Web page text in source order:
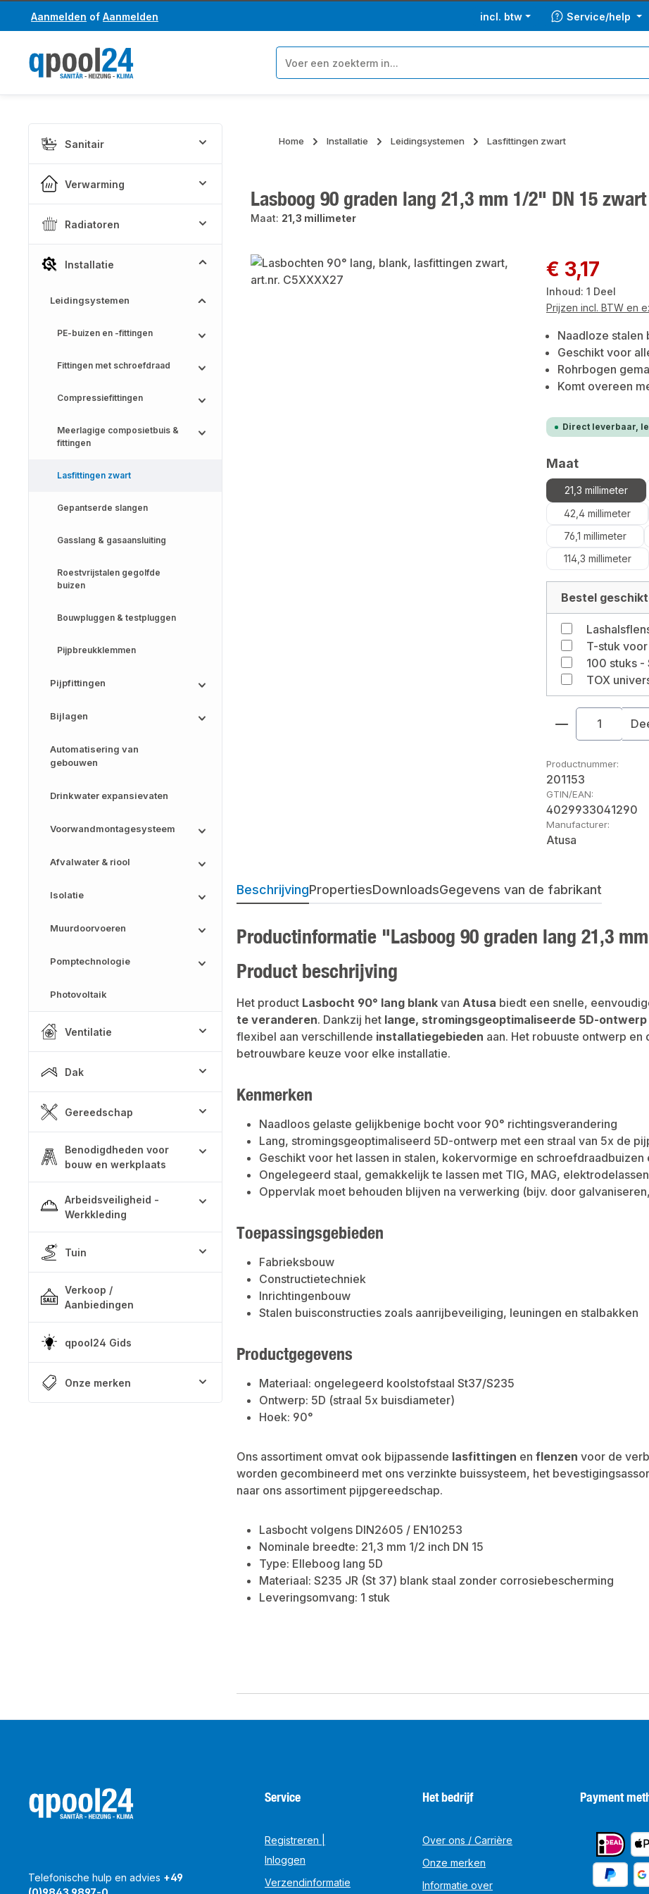
naar de hoofdinhoud
Ga naar de zoekopdracht
Aanmelden of Aanmelden incl. btw Service/help
Sanitair
Verwarming
Radiatoren
Installatie
Leidingsystemen
PE-buizen en -fittingen
Fittingen met schroefdraad
Compressiefittingen
Meerlagige composietbuis &
fittingen
Lasfittingen zwart
Gepantserde slangen
Gasslang & gasaansluiting
Roestvrijstalen gegolfde
buizen
Bouwpluggen & testpluggen
Pijpbreukklemmen
Pijpfittingen
Bijlagen
Automatisering van
gebouwen
Drinkwater expansievaten
Voorwandmontagesysteem
Afvalwater & riool
Isolatie
Muurdoorvoeren
Pomptechnologie
Photovoltaik
Ventilatie
Dak
Gereedschap
Benodigdheden voor
bouw en werkplaats
Arbeidsveiligheid -
Werkkleding
Tuin
Verkoop /
Aanbiedingen
qpool24 Gids
Onze merken
Home Installatie Leidingsystemen Lasfittingen zwart
Lasboog 90 graden lang 21,3 mm 1/2" DN 15 zwart
Maat: 21,3 millimeter
Afbeeldingengalerij overslaan Normale prijs:
€ 3,17
Inhoud: 1 Deel
Prijzen incl. BTW en
Naadloze stalen
Geschikt voor
Rohrbogen
Komt overeen
Direct leverbaar,
Selecteer
Maat
21,3 millimeter
42,4 millimeter
76,1 millimeter
114,3 millimeter
Bestel
Productnummer:
201153
GTIN/EAN:
4029933041290
Manufacturer:
Atusa
BeschrijvingPropertiesDownloadsGegevens van de fabrikant
Productinformatie "Lasboog 90 graden lang 21,3
Product beschrijving
Het product Lasbocht 90° lang blank van Atusa biedt een snelle,
te veranderen. Dankzij het lange, stromingsgeoptimaliseerde 5D-ontwerp
flexibel aan verschillende installatiegebieden aan. Het robuuste ontwerp
betrouwbare keuze voor elke installatie.
Kenmerken
Naadloos gelaste gelijkbenige bocht voor 90° richtingsverandering
Lang, stromingsgeoptimaliseerd 5D-ontwerp met een straal van 5x de
Geschikt voor het lassen in stalen, kokervormige en
Ongelegeerd staal, gemakkelijk te lassen met TIG, MAG,
Oppervlak moet behouden blijven na verwerking (bijv. door
Toepassingsgebieden
Fabrieksbouw
Constructietechniek
Inrichtingenbouw
Stalen buisconstructies zoals aanrijbeveiliging, leuningen en stalbakken
Productgegevens
Materiaal: ongelegeerd koolstofstaal St37/S235
Ontwerp: 5D (straal 5x buisdiameter)
Hoek: 90°
Ons assortiment omvat ook bijpassende lasfittingen en flenzen voor de
worden gecombineerd met ons verzinkte buissysteem, het
naar ons assortiment pijpgereedschap.
Lasbocht volgens DIN2605 / EN10253
Nominale breedte: 21,3 mm 1/2 inch DN 15
Type: Elleboog lang 5D
Materiaal: S235 JR (St 37) blank staal zonder corrosiebescherming
Leveringsomvang: 1 stuk
Telefonische hulp en advies +49
Service
Registreren |
Inloggen
Verzendinformatie
Het bedrijf
Over ons / Carrière
Onze merken
Informatie over
Payment